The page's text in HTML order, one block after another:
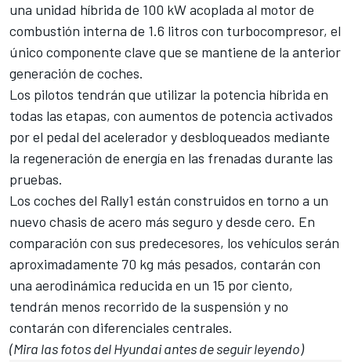
una unidad híbrida de 100 kW acoplada al motor de
combustión interna de 1.6 litros con turbocompresor, el
único componente clave que se mantiene de la anterior
generación de coches.
Los pilotos tendrán que utilizar la potencia híbrida en
todas las etapas, con aumentos de potencia activados
por el pedal del acelerador y desbloqueados mediante
la regeneración de energía en las frenadas durante las
pruebas.
Los coches del Rally1 están construidos en torno a un
nuevo chasis de acero más seguro y desde cero. En
comparación con sus predecesores, los vehículos serán
aproximadamente 70 kg más pesados, contarán con
una aerodinámica reducida en un 15 por ciento,
tendrán menos recorrido de la suspensión y no
contarán con diferenciales centrales.
(Mira las fotos del Hyundai antes de seguir leyendo)